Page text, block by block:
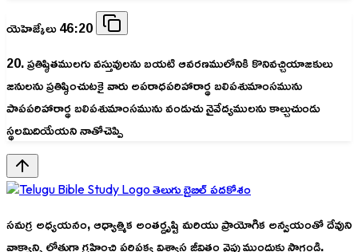
యెహెజ్కేలు 46:20
20. ప్రతిష్ఠితములగు వస్తువులను బయటి ఆవరణములోనికి కొనివచ్చియాజకులు
జనులను ప్రతిష్ఠించుటకై వారు అపరాధపరిహారార్థ బలిపశుమాంసమును
పాపపరిహారార్థ బలిపశుమాంసమును వండుచు నైవేద్యములను కాల్చుచుండు
స్థలమిదియేయని నాతోచెప్పి
తెలుగు బైబిల్ పదకోశం
సమగ్ర అధ్యయనం, ఆధ్యాత్మిక అంతర్దృష్టి మరియు ప్రాయోగిక అన్వయంతో దేవుని
వాక్యాన్ని లోతుగా గ్రహించి పరిపక్వ విశ్వాస జీవితం వైపు ముందుకు సాగండి.